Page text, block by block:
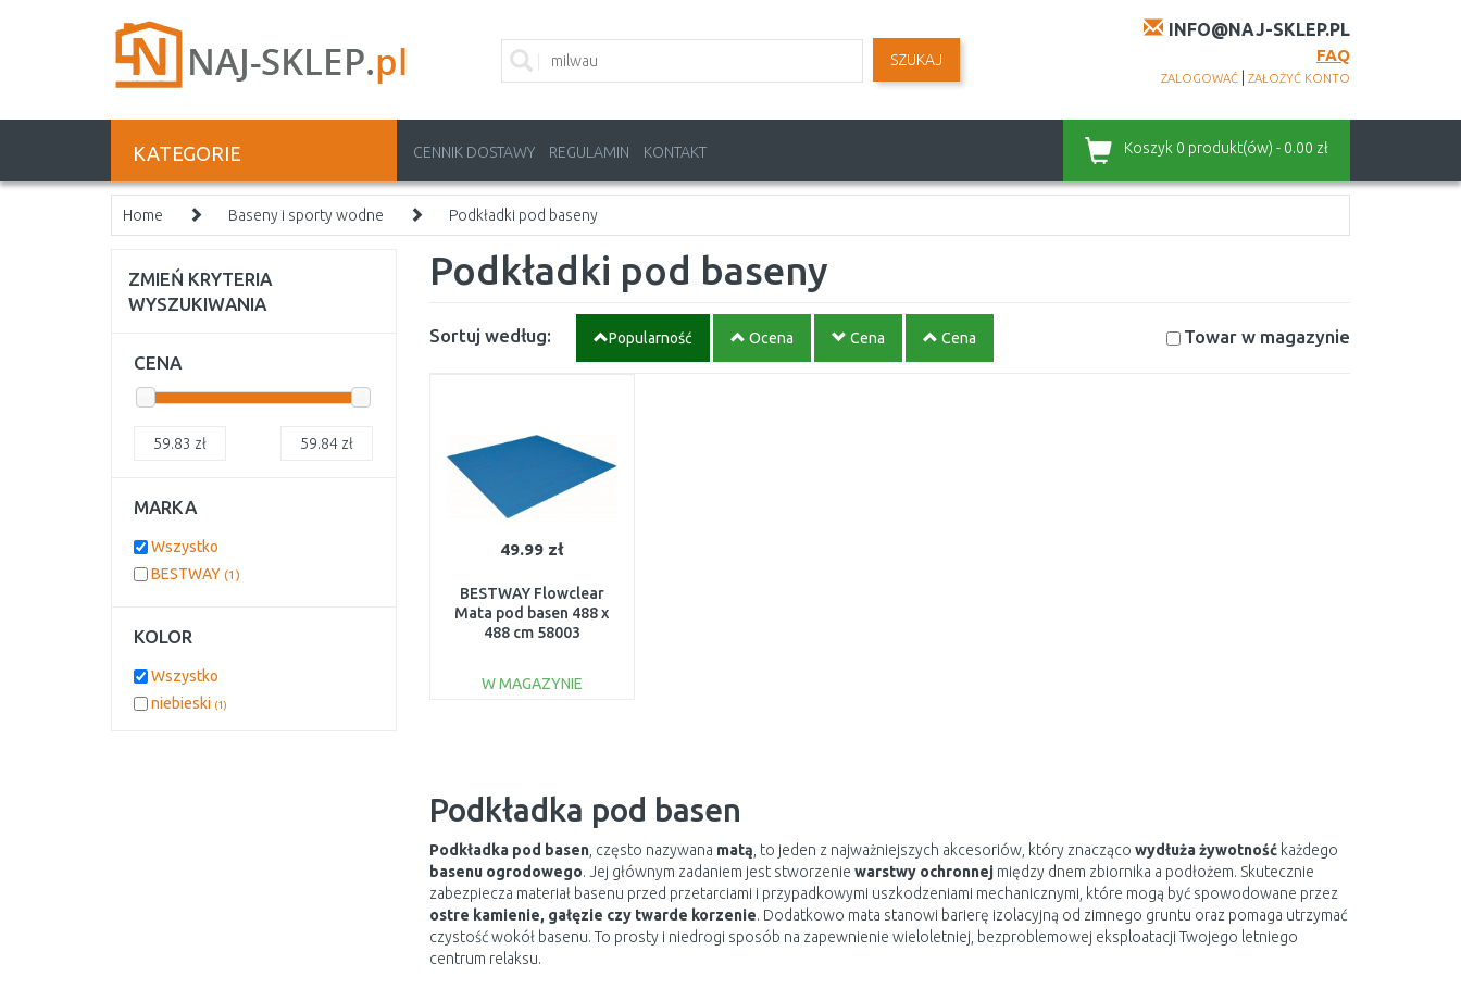
INFO@NAJ-SKLEP.PL
FAQ
ZALOGOWAĆ ZAŁOŻYĆ KONTO
SZUKAJ
KATEGORIE CENNIK DOSTAWY REGULAMIN KONTAKT Koszyk 0 produkt(ów) - 0.00 zł
Home Baseny i sporty wodne Podkładki pod baseny
Podkładki pod baseny
Sortuj według: Popularność Ocena Cena Cena Towar w magazynie
49.99 zł
BESTWAY Flowclear
Mata pod basen 488 x
488 cm 58003
W MAGAZYNIE
Podkładka pod basen
Podkładka pod basen, często nazywana matą , to jeden z najważniejszych akcesoriów, który znacząco wydłuża żywotnośćkażdego
basenu ogrodowego. Jej głównym zadaniem jest stworzenie warstwy ochronnejmiędzy dnem zbiornika a podłożem. Skutecznie
zabezpiecza materiał basenu przed przetarciami i przypadkowymi uszkodzeniami mechanicznymi, które mogą być spowodowane przez
ostre kamienie, gałęzie czy twarde korzenie. Dodatkowo mata stanowi barierę izolacyjną od zimnego gruntu oraz pomaga utrzymać
czystość wokół basenu. To prosty i niedrogi sposób na zapewnienie wieloletniej, bezproblemowej eksploatacji Twojego letniego
centrum relaksu.
ZMIEŃ KRYTERIA
WYSZUKIWANIA
CENA
59.83 zł 59.84 zł
MARKA
Wszystko
BESTWAY (1)
KOLOR
Wszystko
niebieski (1)